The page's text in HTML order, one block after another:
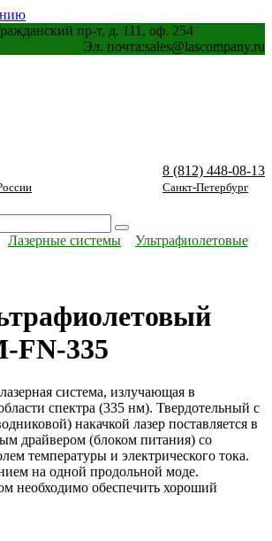
пр-т, д. 111, оф. 254
Эл. почта:sales@lascompany.ru
8 (812) 448-08-13
Санкт-Петербург
Лазерные системы
Ультрафиолетовые
FN-335
система, излучающая в
спектра (335 нм). Твердотельный с
накачкой лазер поставляется в
драйвером (блоком питания) со
температуры и электрического тока.
на одной продольной моде.
необходимо обеспечить хороший